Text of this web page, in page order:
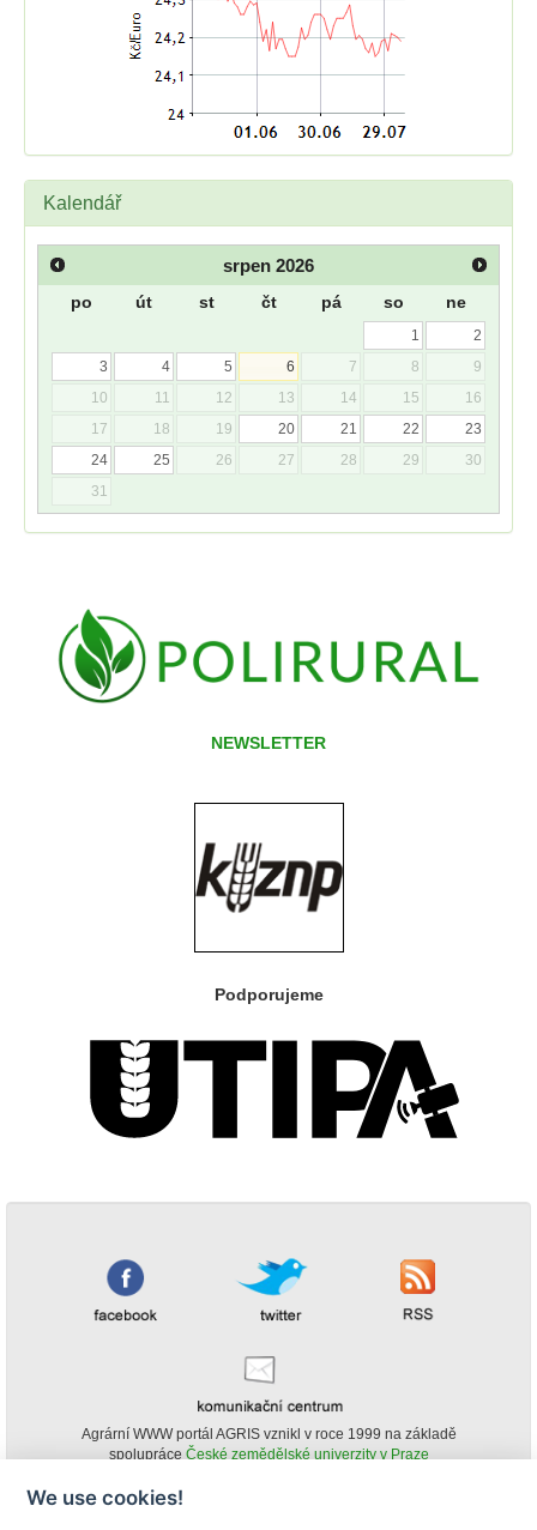
Kalendář
srpen 2026
po út st čt pá so ne
1
2
3
4 5 6 7 8
9
10
11 12 13 14 15
16
17
18 19 20 21 22
23
24
25 26 27 28 29
30
31
NEWSLETTER
Podporujeme
Agrární WWW portál AGRIS vznikl v roce 1999 na základě
spolupráce České zemědělské univerzity v Praze
We use cookies!